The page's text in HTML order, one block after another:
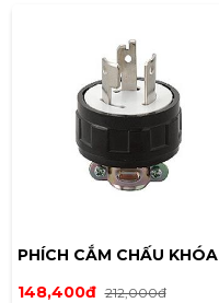
PHÍCH CẮM CHẤU KHÓA
LOCKING MEIKOSHA
148,400đ 212,000đ